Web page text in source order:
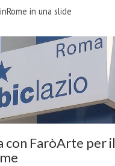
in una slide
con FaròArte per il